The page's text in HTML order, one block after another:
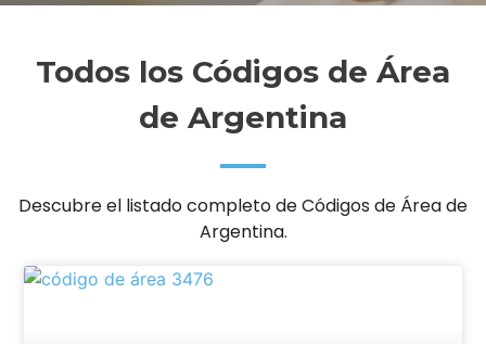
Todos los Códigos de Área
de Argentina
Descubre el listado completo de Códigos de Área de
Argentina.